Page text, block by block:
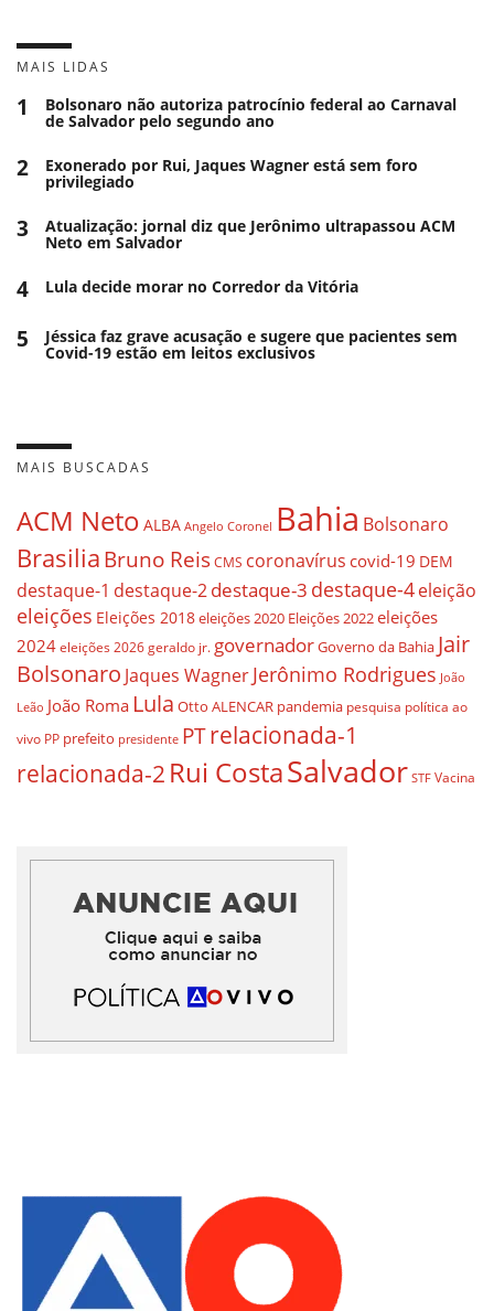
MAIS LIDAS
1 Bolsonaro não autoriza patrocínio federal ao Carnaval
de Salvador pelo segundo ano
2 Exonerado por Rui, Jaques Wagner está sem foro
privilegiado
3 Atualização: jornal diz que Jerônimo ultrapassou ACM
Neto em Salvador
4 Lula decide morar no Corredor da Vitória
5 Jéssica faz grave acusação e sugere que pacientes sem
Covid-19 estão em leitos exclusivos
MAIS BUSCADAS
ACM Neto ALBA Angelo Coronel Bahia Bolsonaro
BrasiliaBruno ReisCMS coronavírus covid-19 DEM
destaque-1 destaque-2destaque-3 destaque-4eleição
eleições Eleições 2018eleições 2020 Eleições 2022eleições
2024 eleições 2026 geraldo jr. governadorGoverno da Bahia Jair
Bolsonaro Jaques WagnerJerônimo Rodrigues João
Leão João Roma Lula Otto ALENCAR pandemia pesquisa política ao
vivo PP prefeito presidente PTrelacionada-1
relacionada-2 Rui CostaSalvador STF Vacina